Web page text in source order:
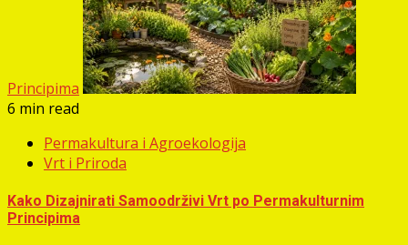
Principima
6 min read
Permakultura i Agroekologija
Vrt i Priroda
Kako Dizajnirati Samoodrživi Vrt po Permakulturnim
Principima